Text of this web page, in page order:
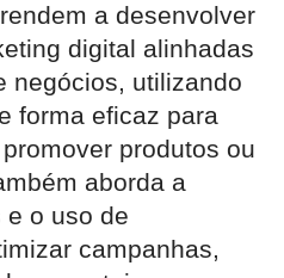
a desenvolver
digital alinhadas
negócios, utilizando
forma eficaz para
produtos ou
aborda a
e o uso de
campanhas,